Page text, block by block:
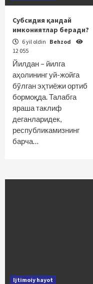
Субсидия қандай
имкониятлар беради?
6 yil oldin Behzod
12 055
Йилдан – йилга
аҳолининг уй-жойга
бўлган эҳтиёжи ортиб
бормоқда. Талабга
яраша таклиф
деганларидек,
республикамизнинг
барча…
Ijtimoiy hayot